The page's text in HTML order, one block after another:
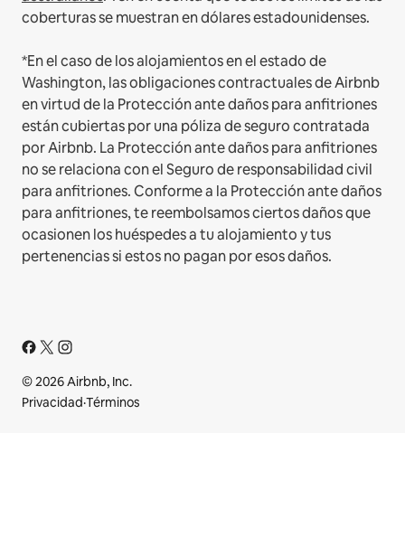
coberturas se muestran en dólares estadounidenses.
*En el caso de los alojamientos en el estado de
Washington, las obligaciones contractuales de Airbnb
en virtud de la Protección ante daños para anfitriones
están cubiertas por una póliza de seguro contratada
por Airbnb. La Protección ante daños para anfitriones
no se relaciona con el Seguro de responsabilidad civil
para anfitriones. Conforme a la Protección ante daños
para anfitriones, te reembolsamos ciertos daños que
ocasionen los huéspedes a tu alojamiento y tus
pertenencias si estos no pagan por esos daños.
© 2026 Airbnb, Inc.
Privacidad·Términos